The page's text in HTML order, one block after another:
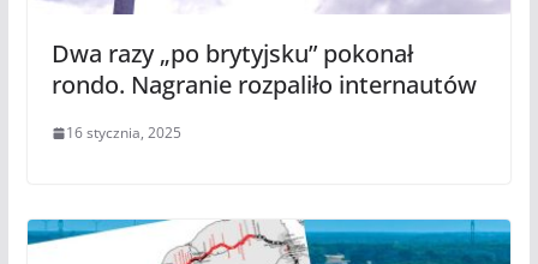
Dwa razy „po brytyjsku” pokonał
rondo. Nagranie rozpaliło internautów
16 stycznia, 2025